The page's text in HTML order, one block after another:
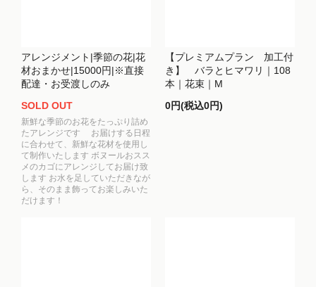
アレンジメント|季節の花|花
材おまかせ|15000円|※直接
配達・お受渡しのみ
SOLD OUT
新鮮な季節のお花をたっぷり詰め
たアレンジです お届けする日程
に合わせて、新鮮な花材を使用し
て制作いたします ボヌールおスス
メのカゴにアレンジしてお届け致
します お水を足していただきなが
ら、そのまま飾ってお楽しみいた
だけます！
【プレミアムプラン 加工付
き】 バラとヒマワリ｜108
本｜花束｜M
0円(税込0円)